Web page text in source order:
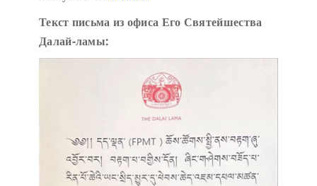
Текст письма из офиса Его Святейшества
Далай-ламы: